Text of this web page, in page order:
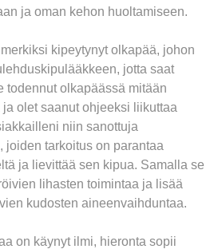
ja oman kehon huoltamiseen.
kipeytynyt olkapää, johon
jotta saat
todennut olkapäässä mitään
olet saanut ohjeeksi liikuttaa
niin sanottuja
joiden tarkoitus on parantaa
ja lievittää sen kipua. Samalla se
lihasten toimintaa ja lisää
kudosten aineenvaihduntaa.
on käynyt ilmi, hieronta sopii